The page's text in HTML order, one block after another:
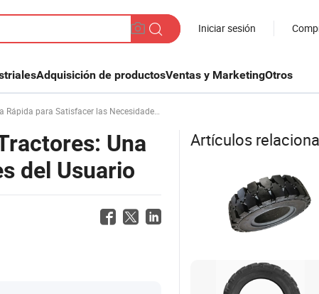
Iniciar sesión
Adquisición de productosVentas y MarketingOtros
para Satisfacer las Necesidades del Usuario
Una
del Usuario
Artículos